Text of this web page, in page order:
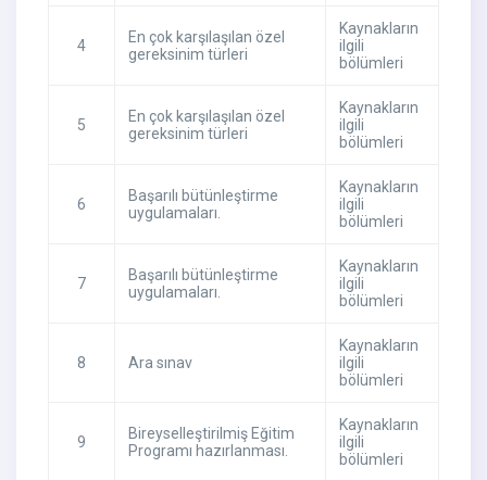
4
En çok karşılaşılan özel
gereksinim türleri
Kaynakların
ilgili
bölümleri
5
En çok karşılaşılan özel
gereksinim türleri
Kaynakların
ilgili
bölümleri
6
Başarılı bütünleştirme
uygulamaları.
Kaynakların
ilgili
bölümleri
7
Başarılı bütünleştirme
uygulamaları.
Kaynakların
ilgili
bölümleri
8 Ara sınav
Kaynakların
ilgili
bölümleri
9
Bireyselleştirilmiş Eğitim
Programı hazırlanması.
Kaynakların
ilgili
bölümleri